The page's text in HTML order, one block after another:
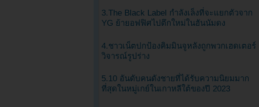
3.The Black Label กำลังเล็งที่จะแยกตัวจาก
YG ย้ายอฟฟิศไปตึกใหม่ในฮันนัมดง
4.ชาวเน็ตปกป้องคิมมินจูหลังถูกพวกเฮดเตอร์
วิจารณ์รูปร่าง
5.10 อันดับคนดังชายที่ได้รับความนิยมมาก
ที่สุดในหมู่เกย์ในเกาหลีใต้ของปี 2023